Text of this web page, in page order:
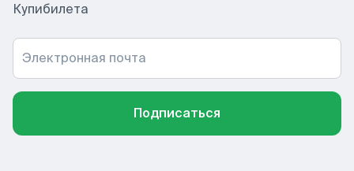
Купибилета
Электронная почта
Подписаться